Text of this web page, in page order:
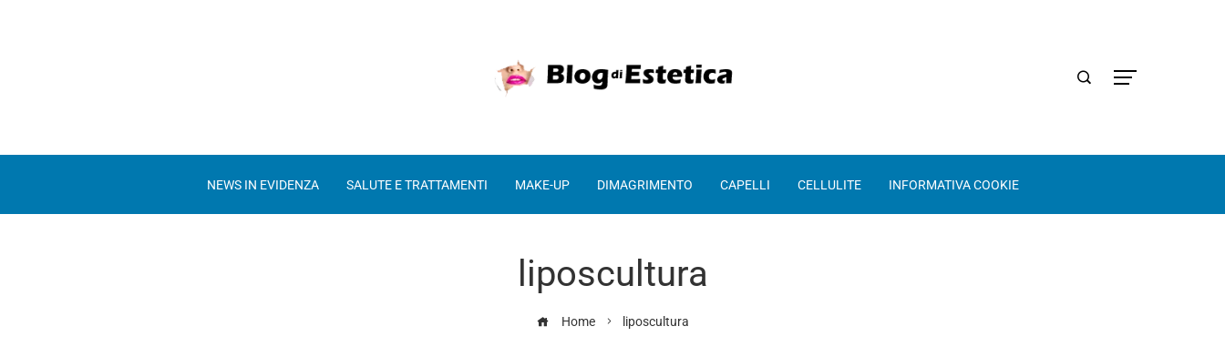
NEWS IN EVIDENZA SALUTE E TRATTAMENTI MAKE-UP DIMAGRIMENTO CAPELLI CELLULITE INFORMATIVA COOKIE
liposcultura
Home liposcultura